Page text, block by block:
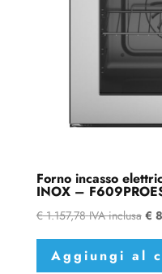
Forno incasso
INOX –
€1.157,78 IVA inclusa €
Aggiungi al